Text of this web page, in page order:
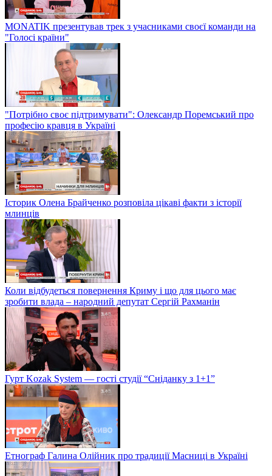
MONATIK презентував трек з учасниками своєї команди на
"Голосі країни"
"Потрібно своє підтримувати": Олександр Поремський про
професію кравця в Україні
Історик Олена Брайченко розповіла цікаві факти з історії
млинців
Коли відбудеться повернення Криму і що для цього має
зробити влада – народний депутат Сергій Рахманін
Гурт Kozak System — гості студії “Сніданку з 1+1”
Етнограф Галина Олійник про традиції Масниці в Україні